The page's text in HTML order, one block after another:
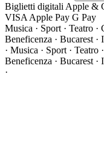
Biglietti digitali Apple &
VISA Apple Pay G Pay
Musica · Sport · Teatro ·
Beneficenza · Bucarest ·
· Musica · Sport · Teatro
Beneficenza · Bucarest ·
·